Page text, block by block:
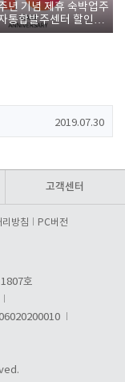
년 기념 제휴 숙박업주
통합발주센터 할인쿠
2019.07.30
고객센터
리방침 PC버전
호